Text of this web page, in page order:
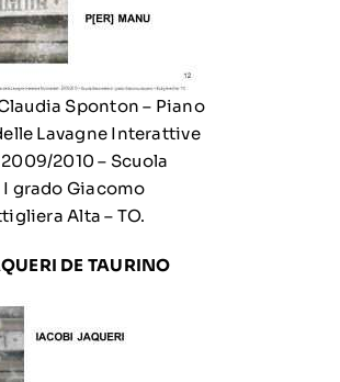
Sponton – Piano
Lavagne Interattive
2010 – Scuola
grado Giacomo
Alta – TO.
DE TAURINO